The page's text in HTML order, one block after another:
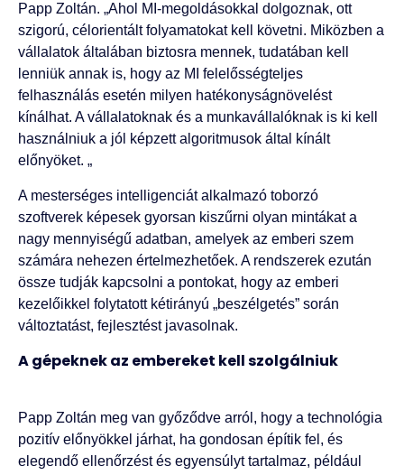
Papp Zoltán. „Ahol MI-megoldásokkal dolgoznak, ott
szigorú, célorientált folyamatokat kell követni. Miközben a
vállalatok általában biztosra mennek, tudatában kell
lenniük annak is, hogy az MI felelősségteljes
felhasználás esetén milyen hatékonyságnövelést
kínálhat. A vállalatoknak és a munkavállalóknak is ki kell
használniuk a jól képzett algoritmusok által kínált
előnyöket. „
A mesterséges intelligenciát alkalmazó toborzó
szoftverek képesek gyorsan kiszűrni olyan mintákat a
nagy mennyiségű adatban, amelyek az emberi szem
számára nehezen értelmezhetőek. A rendszerek ezután
össze tudják kapcsolni a pontokat, hogy az emberi
kezelőikkel folytatott kétirányú „beszélgetés” során
változtatást, fejlesztést javasolnak.
A gépeknek az embereket kell szolgálniuk
Papp Zoltán meg van győződve arról, hogy a technológia
pozitív előnyökkel járhat, ha gondosan építik fel, és
elegendő ellenőrzést és egyensúlyt tartalmaz, például